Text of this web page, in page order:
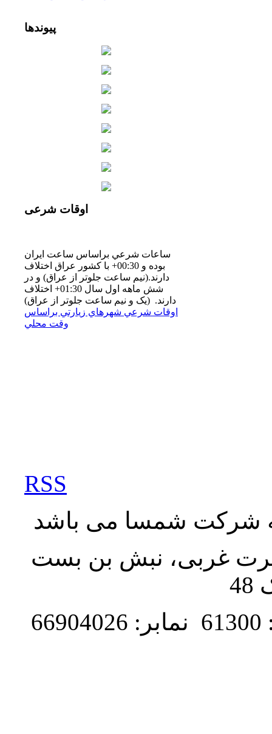
پیوندها
اوقات شرعی
ساعات شرعي براساس ساعت ايران
بوده و 00:30+ با كشور عراق اختلاف
دارند.(نيم ساعت جلوتر از عراق) و در
شش ماهه اول سال 01:30+ اختلاف
دارند. (یک و نیم ساعت جلوتر از عراق)
اوقات شرعي شهرهاي زيارتي براساس
وقت محلي
RSS
شرکت شمسا می باشد
غربی، نبش بن بست